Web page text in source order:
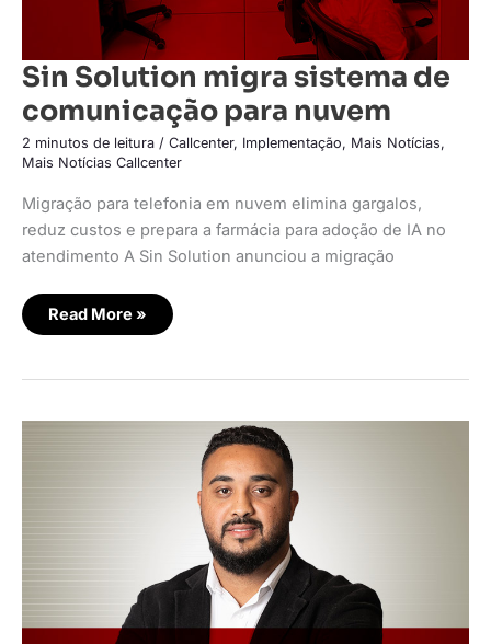
Sin Solution migra sistema de
comunicação para nuvem
2 minutos de leitura / Callcenter, Implementação, Mais Notícias,
Mais Notícias Callcenter
Migração para telefonia em nuvem elimina gargalos,
reduz custos e prepara a farmácia para adoção de IA no
atendimento A Sin Solution anunciou a migração
Read More »
Embracon